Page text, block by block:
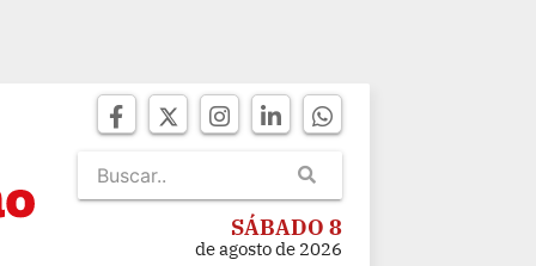
SÁBADO 8
de agosto de 2026